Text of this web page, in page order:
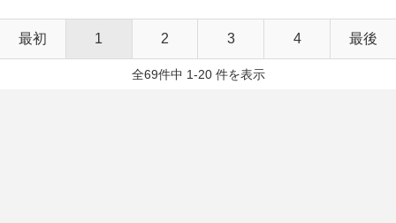
最初 1 2 3 4 最後
全69件中 1-20 件を表示